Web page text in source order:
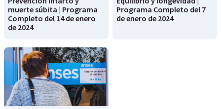
muerte súbita | Programa
Completo del 14 de enero
de 2024
Programa Completo del 7
de enero de 2024